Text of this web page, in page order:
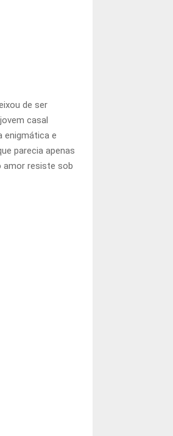
de ser
casal
enigmática e
parecia apenas
amor resiste sob